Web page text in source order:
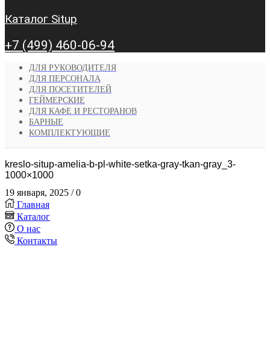
Каталог Situp
+7 (499) 460-06-94
ДЛЯ РУКОВОДИТЕЛЯ
ДЛЯ ПЕРСОНАЛА
ДЛЯ ПОСЕТИТЕЛЕЙ
ГЕЙМЕРСКИЕ
ДЛЯ КАФЕ И РЕСТОРАНОВ
БАРНЫЕ
КОМПЛЕКТУЮЩИЕ
kreslo-situp-amelia-b-pl-white-setka-gray-tkan-gray_3-
1000×1000
19 января, 2025 / 0
Главная
Каталог
О нас
Контакты